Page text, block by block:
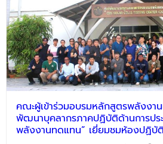
คณะผู้เข้าร่วมอบรมหลักสูตรพลังงา
พัฒนาบุคลากรภาคปฏิบัติด้านการประ
พลังงานทดแทน” เยี่ยมชมห้องปฏิบั